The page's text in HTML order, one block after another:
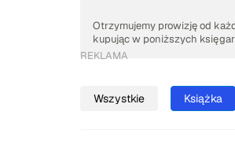
Otrzymujemy prowizję od
kupując w poniższych
REKLAMA
Wszystkie Książka